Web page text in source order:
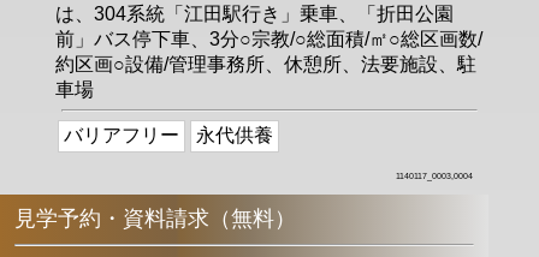
は、304系統「江田駅行き」乗車、「折田公園
前」バス停下車、3分○宗教/○総面積/㎡○総区画数/
約区画○設備/管理事務所、休憩所、法要施設、駐
車場
バリアフリー 永代供養
1140117_0003,0004
見学予約・資料請求（無料）